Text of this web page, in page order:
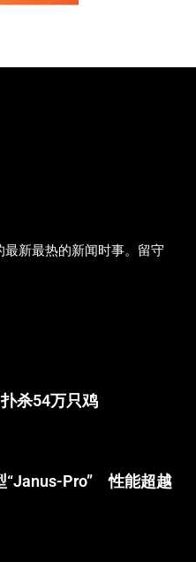
新最热的新闻时事。留守
杀54万只鸡
“Janus-Pro” 性能超越